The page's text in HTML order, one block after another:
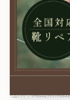
Repair Kobo
住所 :岡山県岡